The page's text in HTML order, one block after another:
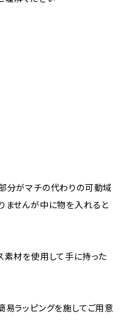
分がマチの代わりの可動域
ませんが中に物を入れると
素材を使用して手に持った
易ラッピングを施してご用意